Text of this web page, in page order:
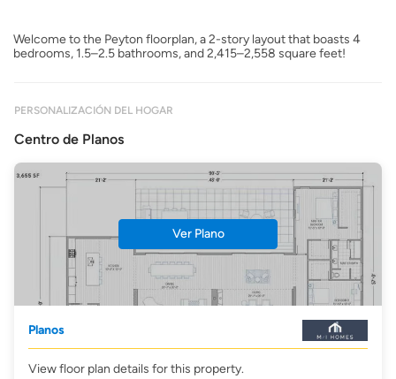
Welcome to the Peyton floorplan, a 2-story layout that boasts 4
bedrooms, 1.5–2.5 bathrooms, and 2,415–2,558 square feet!
PERSONALIZACIÓN DEL HOGAR
Centro de Planos
Ver Plano
Planos
View floor plan details for this property.